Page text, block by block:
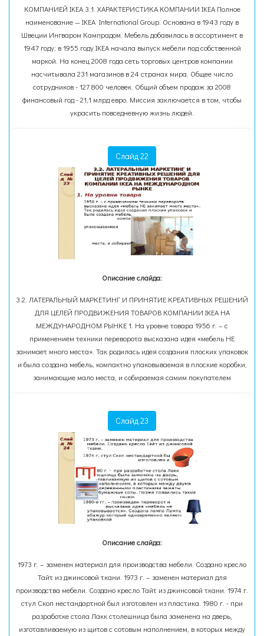
КОМПАНИЕЙ IKEA 3.1. ХАРАКТЕРИСТИКА КОМПАНИИ IKEA Полное
наименование — IKEA International Group. Основана в 1943 году в
Швеции Ингваром Кампрадом. Мебель добавилась в ассортимент в
1947 году; в 1955 году IKEA начала выпуск мебели под собственной
маркой. На конец 2008 года сеть торговых центров компании
насчитывала 231 магазинов в 24 странах мира. Общее число
сотрудников - 127 800 человек. Общий объем продаж за 2008
финансовый год - 21,1 млрд евро. Миссия заключается в том, чтобы
украсить повседневную жизнь людей.
Слайд 22
Описание слайда:
3.2. ЛАТЕРАЛЬНЫЙ МАРКЕТИНГ И ПРИНЯТИЕ КРЕАТИВНЫХ РЕШЕНИЙ
ДЛЯ ЦЕЛЕЙ ПРОДВИЖЕНИЯ ТОВАРОВ КОМПАНИИ IKEA НА
МЕЖДУНАРОДНОМ РЫНКЕ 1. На уровне товара 1956 г. – с
применением техники переворота высказана идея «мебель НЕ
занимает много места». Так родилась идея создания плоских упаковок
и была создана мебель, компактно упаковываемая в плоские коробки,
занимающие мало места, и собираемая самим покупателем
Слайд 23
Описание слайда:
1973 г. – заменен материал для производства мебели. Создано кресло
Тайт из джинсовой ткани. 1973 г. – заменен материал для
производства мебели. Создано кресло Тайт из джинсовой ткани. 1974 г.
стул Скоп нестандартной был изготовлен из пластика. 1980 г. - при
разработке стола Лакк столешница была заменена на дверь,
изготавливаемую из щитов с сотовым наполнением, в которых между